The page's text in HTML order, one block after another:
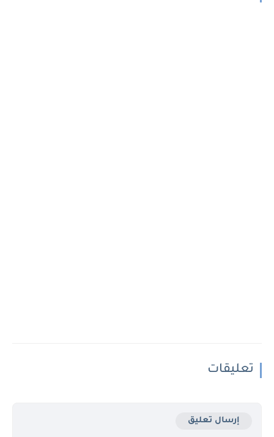
تعليقات
إرسال تعليق